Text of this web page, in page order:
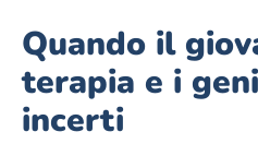
Quando il
terapia e i
incerti